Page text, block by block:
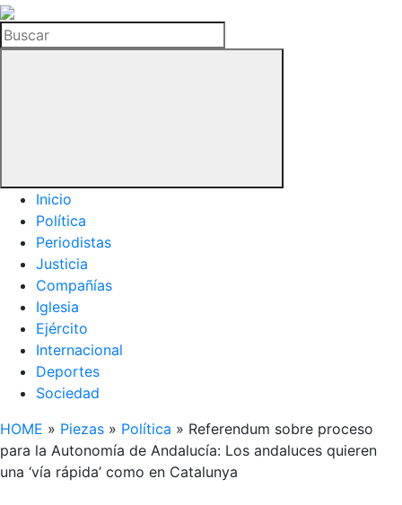
La
Hemeroteca
del
Buscar
Inicio
Política
Periodistas
Justicia
Compañías
Iglesia
Ejército
Internacional
Deportes
Sociedad
HOME » Piezas » Política » Referendum sobre proceso
para la Autonomía de Andalucía: Los andaluces quieren
una ‘vía rápida’ como en Catalunya